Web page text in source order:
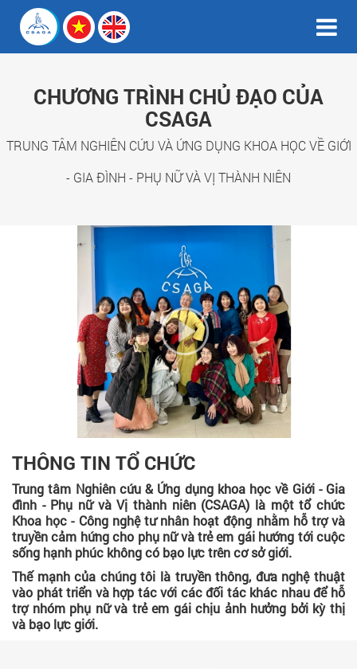
CHƯƠNG TRÌNH CHỦ ĐẠO CỦA
CSAGA
TRUNG TÂM NGHIÊN CỨU VÀ ỨNG DỤNG KHOA HỌC VỀ GIỚI
- GIA ĐÌNH - PHỤ NỮ VÀ VỊ THÀNH NIÊN
THÔNG TIN TỔ CHỨC
Trung tâm Nghiên cứu & Ứng dụng khoa học về Giới - Gia
đình - Phụ nữ và Vị thành niên (CSAGA) là một tổ chức
Khoa học - Công nghệ tư nhân hoạt động nhằm hỗ trợ và
truyền cảm hứng cho phụ nữ và trẻ em gái hướng tới cuộc
sống hạnh phúc không có bạo lực trên cơ sở giới.
Thế mạnh của chúng tôi là truyền thông, đưa nghệ thuật
vào phát triển và hợp tác với các đối tác khác nhau để hỗ
trợ nhóm phụ nữ và trẻ em gái chịu ảnh hưởng bởi kỳ thị
và bạo lực giới.